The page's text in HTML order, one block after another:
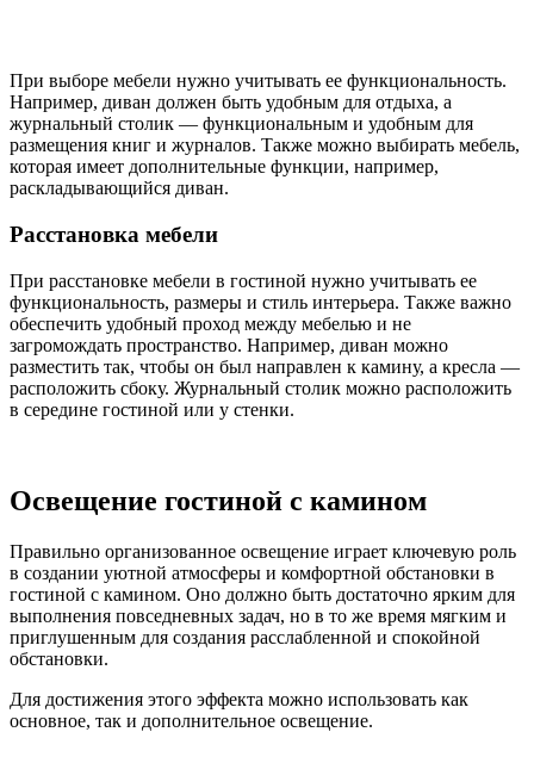
При выборе мебели нужно учитывать ее функциональность.
Например, диван должен быть удобным для отдыха, а
журнальный столик — функциональным и удобным для
размещения книг и журналов. Также можно выбирать мебель,
которая имеет дополнительные функции, например,
раскладывающийся диван.
Расстановка мебели
При расстановке мебели в гостиной нужно учитывать ее
функциональность, размеры и стиль интерьера. Также важно
обеспечить удобный проход между мебелью и не
загромождать пространство. Например, диван можно
разместить так, чтобы он был направлен к камину, а кресла —
расположить сбоку. Журнальный столик можно расположить
в середине гостиной или у стенки.
Освещение гостиной с камином
Правильно организованное освещение играет ключевую роль
в создании уютной атмосферы и комфортной обстановки в
гостиной с камином. Оно должно быть достаточно ярким для
выполнения повседневных задач, но в то же время мягким и
приглушенным для создания расслабленной и спокойной
обстановки.
Для достижения этого эффекта можно использовать как
основное, так и дополнительное освещение.